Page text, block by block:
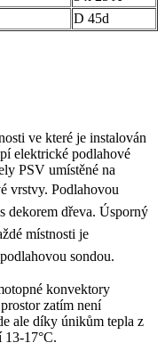
D 45d
ve které je instalován
elektrické podlahové
PSV umístěné na
vrstvy. Podlahovou
dekorem dřeva. Úsporný
místnosti je
sondou.
konvektory
zatím není
ale díky únikům tepla z
13-17°C.